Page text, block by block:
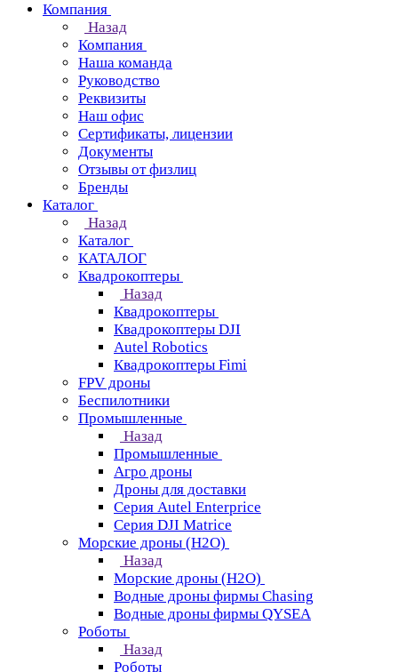
Компания
Назад
Компания
Наша команда
Руководство
Реквизиты
Наш офис
Сертификаты, лицензии
Документы
Отзывы от физлиц
Бренды
Каталог
Назад
Каталог
КАТАЛОГ
Квадрокоптеры
Назад
Квадрокоптеры
Квадрокоптеры DJI
Autel Robotics
Квадрокоптеры Fimi
FPV дроны
Беспилотники
Промышленные
Назад
Промышленные
Агро дроны
Дроны для доставки
Серия Autel Enterprice
Серия DJI Matrice
Морские дроны (H2O)
Назад
Морские дроны (H2O)
Водные дроны фирмы Chasing
Водные дроны фирмы QYSEA
Роботы
Назад
Роботы